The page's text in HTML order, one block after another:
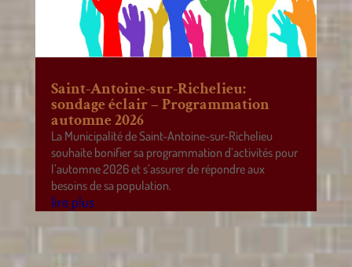
Saint-Antoine-sur-Richelieu:
sondage éclair – Programmation
automne 2026
La Municipalité de Saint-Antoine-sur-Richelieu
souhaite bonifier sa programmation d’activités pour
l’automne 2026 et s’assurer de répondre aux
besoins de sa population.
lire plus